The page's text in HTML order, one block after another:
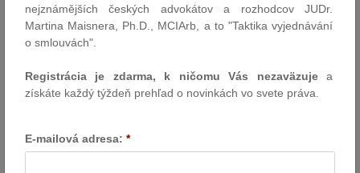
Ktoré faktory je však potrebné zohľadňovať pri výpočte výšky
primeraného finančného zadosťučinenia. Zohľadňovať aj
vyplácané prémie? Ako posúdiť obdobie po zmene pracovného
mzdu a ako zistiť, či túto zmenu neurobil zamestnávateľ po
vykonanej inšpekcii práce len pro forma? Na tieto otázky dáva
6CoPr/2/2023 z 28. 9. 2023.
nejznámějších českých advokátov a rozhodcov JUDr.
Martina Maisnera, Ph.D., MCIArb, a to "Taktika vyjednávání
o smlouvách".
Registrácia je zdarma, k ničomu Vás nezaväzujea
získáte každý týždeň prehľad o novinkách vo svete práva.
E-mailová adresa: *